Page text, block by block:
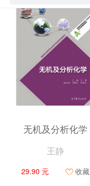
无机及分析化学
王静
29.90 元 收藏